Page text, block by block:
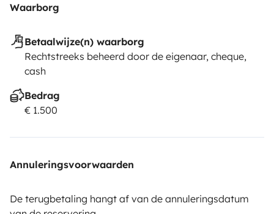
Waarborg
Betaalwijze(n) waarborg
Rechtstreeks beheerd door de eigenaar, cheque,
cash
Bedrag
€ 1.500
Annuleringsvoorwaarden
De terugbetaling hangt af van de annuleringsdatum